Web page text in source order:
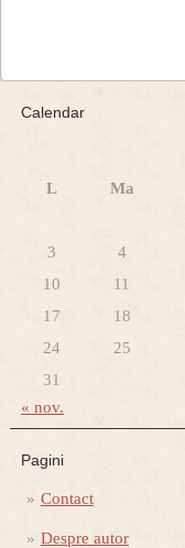
Calendar
L Ma
3
4
10
11
17
18
24
25
31
« nov.
Pagini
Contact
Despre autor